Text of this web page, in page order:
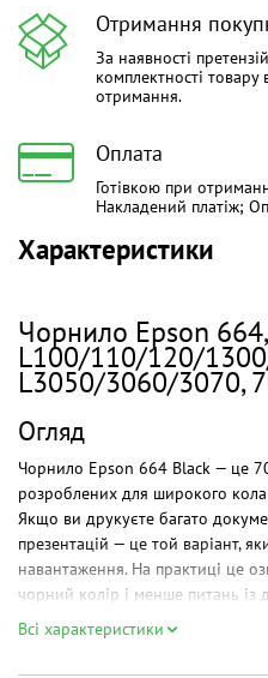
Отримання
За наявності
комплектності
отримання.
Оплата
Готівкою при
Накладений платіж;
Характеристики
Чорнило Epson
L100/110/120/
L3050/3060/3070,
Огляд
Чорнило Epson 664 Black — це
розроблених для широкого
Якщо ви друкуєте багато
презентацій — це той варіант,
навантаження. На практиці це
чорний колір і менше питань із
Чому обрати саме ці
Всі характеристики